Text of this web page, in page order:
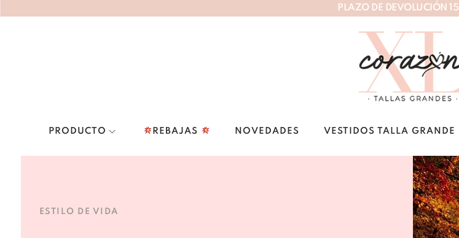
P LAZO DE DEVOLUC ÓN 5
PRODUCTO REBAJAS NOVEDADES VESTIDOS TALLA GRANDE
ESTILO DE VIDA